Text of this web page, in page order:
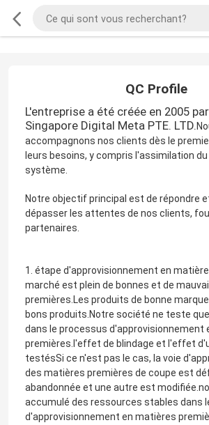
QC Profile
L'entreprise a été créée en 2005
Singapore Digital Meta PTE. LTD.
accompagnons nos clients dès le
leurs besoins, y compris l'assimilation du
système.
Notre objectif principal est de répondre
dépasser les attentes de nos clients,
partenaires.
1. étape d'approvisionnement en
marché est plein de bonnes et de
premières.Les produits de bonne
bons produits.Notre société ne teste
dans le processus d'approvisionnement
premières.l'effet de blindage et l'effet
testésSi ce n'est pas le cas, la voie
des matières premières de coupe est
abandonnée et une autre est
accumulé des ressources stables dans
d'approvisionnement en matières